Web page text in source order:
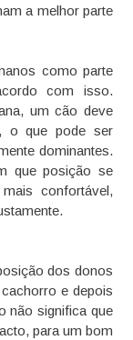
a melhor parte
como parte
com isso.
um cão deve
o que pode ser
dominantes.
que posição se
confortável,
dos donos
e depois
não significa que
para um bom